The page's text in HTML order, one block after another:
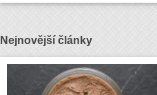
Nejnovější články